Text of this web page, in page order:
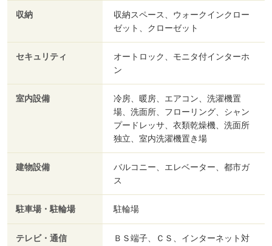
収納
収納スペース、ウォークインクロー
ゼット、クローゼット
セキュリティ
オートロック、モニタ付インターホ
ン
室内設備
冷房、暖房、エアコン、洗濯機置
場、洗面所、フローリング、シャン
プードレッサ、衣類乾燥機、洗面所
独立、室内洗濯機置き場
建物設備
バルコニー、エレベーター、都市ガ
ス
駐車場・駐輪場 駐輪場
テレビ・通信
ＢＳ端子、ＣＳ、インターネット対